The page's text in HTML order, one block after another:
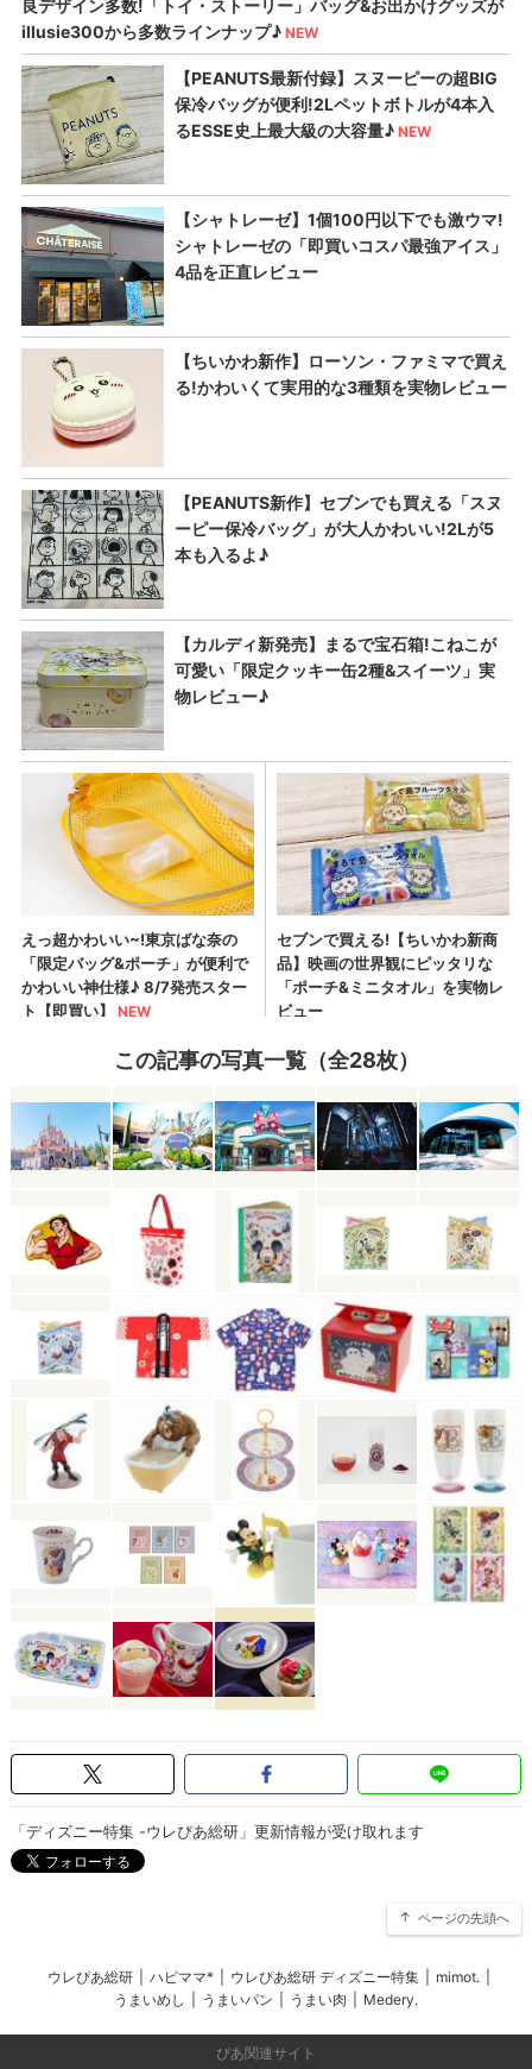
この記事の写真一覧（全28枚）
「ディズニー特集 -ウレぴあ総研」更新情報が受け取れます
ページの先頭へ
ウレぴあ総研 ハピママ* ウレぴあ総研 ディズニー特集 mimot.
うまいめし
うまいパン うまい肉 Medery.
ぴあ関連サイト